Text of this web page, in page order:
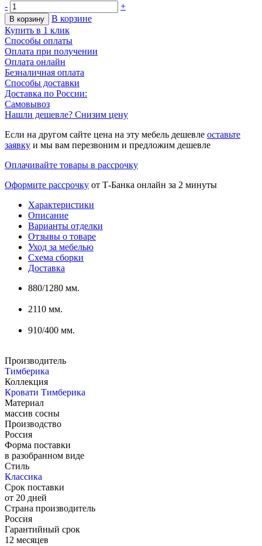
-
+
В корзину
В корзине
Купить в 1 клик
Способы оплаты
Оплата при получении
Оплата онлайн
Безналичная оплата
Способы доставки
Доставка по России:
Самовывоз
Нашли дешевле? Снизим цену
Если на другом сайте цена на эту мебель дешевле оставьте
заявку и мы вам перезвоним и предложим дешевле
Оплачивайте товары в рассрочку
Оформите рассрочку от Т-Банка онлайн за 2 минуты
Характеристики
Описание
Варианты отделки
Отзывы о товаре
Уход за мебелью
Схема сборки
Доставка
880/1280 мм.
2110 мм.
910/400 мм.
Производитель
Тимберика
Коллекция
Кровати Тимберика
Материал
массив сосны
Производство
Россия
Форма поставки
в разобранном виде
Стиль
Классика
Срок поставки
от 20 дней
Страна производитель
Россия
Гарантийный срок
12 месяцев